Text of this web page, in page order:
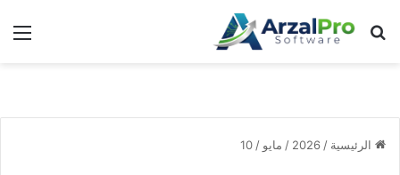
بحث عن
الرئيسية /
2026
/ مايو /
10